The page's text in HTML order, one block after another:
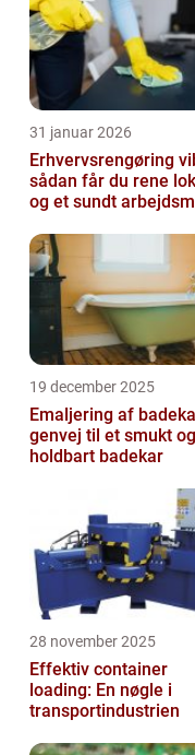
31 januar 2026
Erhvervsrengøring
sådan får du rene
og et sundt
19 december 2025
Emaljering af
genvej til et smukt og
holdbart badekar
28 november 2025
Effektiv container
loading: En nøgle i
transportindustrien